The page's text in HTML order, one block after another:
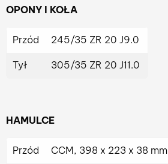
OPONY I KOŁA
Przód 245/35 ZR 20 J9.0
Tył 305/35 ZR 20 J11.0
HAMULCE
Przód CCM, 398 x 223 x 38 mm